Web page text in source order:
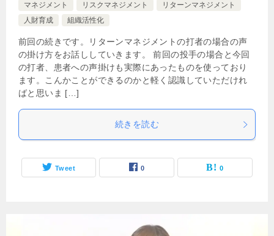
マネジメント
リスクマネジメント
リターンマネジメント
人財育成
組織活性化
前回の続きです。リターンマネジメントの打者の場合の声
の掛け方をお話ししていきます。 前回の投手の場合と今回
の打者、患者への声掛けも実際にあったものを使っており
ます。こんかことができるのかと軽く認識していただけれ
ばと思いま […]
続きを読む
Tweet 0 0